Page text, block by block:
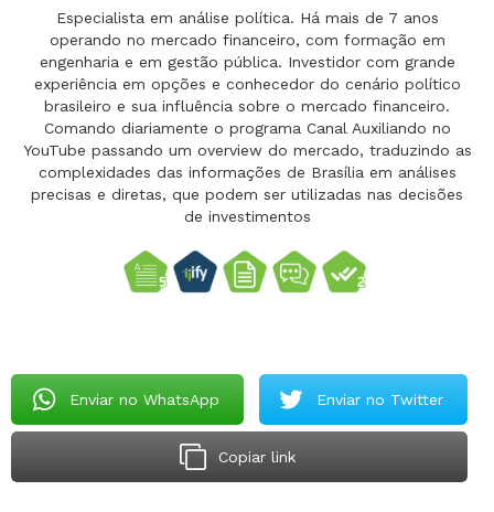
Especialista em análise política. Há mais de 7 anos
operando no mercado financeiro, com formação em
engenharia e em gestão pública. Investidor com grande
experiência em opções e conhecedor do cenário político
brasileiro e sua influência sobre o mercado financeiro.
Comando diariamente o programa Canal Auxiliando no
YouTube passando um overview do mercado, traduzindo as
complexidades das informações de Brasília em análises
precisas e diretas, que podem ser utilizadas nas decisões
de investimentos
Enviar no WhatsApp Enviar no Twitter
Copiar link